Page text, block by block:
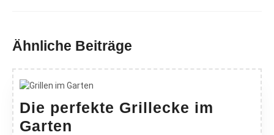
Ähnliche Beiträge
Die perfekte Grillecke im
Garten